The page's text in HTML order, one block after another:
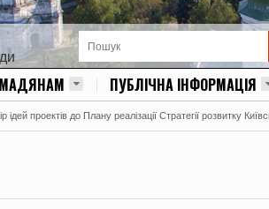
ПУБЛІЧНА ІНФОРМАЦІЯ
проектів до Плану реалізації Стратегії розвитку